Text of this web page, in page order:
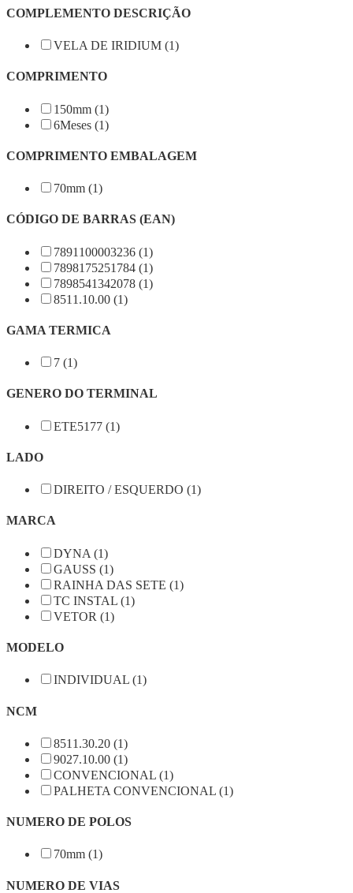
COMPLEMENTO DESCRIÇÃO
VELA DE IRIDIUM (1)
COMPRIMENTO
150mm (1)
6Meses (1)
COMPRIMENTO EMBALAGEM
70mm (1)
CÓDIGO DE BARRAS (EAN)
7891100003236 (1)
7898175251784 (1)
7898541342078 (1)
8511.10.00 (1)
GAMA TERMICA
7 (1)
GENERO DO TERMINAL
ETE5177 (1)
LADO
DIREITO / ESQUERDO (1)
MARCA
DYNA (1)
GAUSS (1)
RAINHA DAS SETE (1)
TC INSTAL (1)
VETOR (1)
MODELO
INDIVIDUAL (1)
NCM
8511.30.20 (1)
9027.10.00 (1)
CONVENCIONAL (1)
PALHETA CONVENCIONAL (1)
NUMERO DE POLOS
70mm (1)
NUMERO DE VIAS